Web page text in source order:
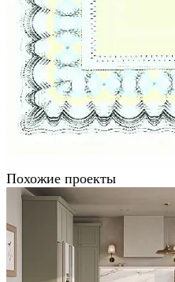
Похожие проекты